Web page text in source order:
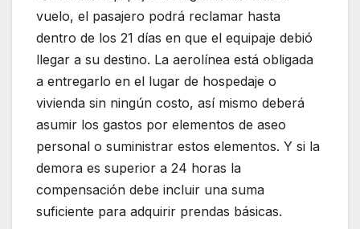
vuelo, el pasajero podrá reclamar hasta
dentro de los 21 días en que el equipaje debió
llegar a su destino. La aerolínea está obligada
a entregarlo en el lugar de hospedaje o
vivienda sin ningún costo, así mismo deberá
asumir los gastos por elementos de aseo
personal o suministrar estos elementos. Y si la
demora es superior a 24 horas la
compensación debe incluir una suma
suficiente para adquirir prendas básicas.